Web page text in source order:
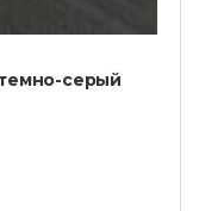
серый